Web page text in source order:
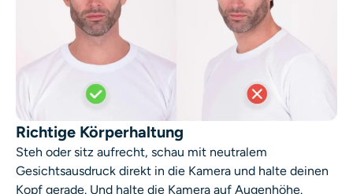
Videoeffekte
Video-Verstärker
Video-Wasserzeichen-Entferner
Richtige Körperhaltung
Steh oder sitz aufrecht, schau mit neutralem
Gesichtsausdruck direkt in die Kamera und halte deinen
Kopf gerade. Und halte die Kamera auf Augenhöhe.